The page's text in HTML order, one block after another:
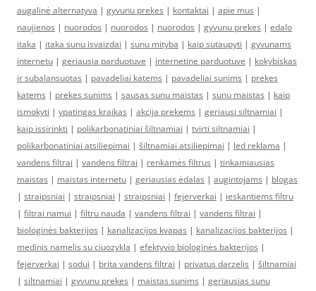
augalinė alternatyva | gyvunu prekes | kontaktai | apie mus |
naujienos | nuorodos | nuorodos | nuorodos | gyvunu prekes | edalo
itaka | itaka sunu isvaizdai | sunu mityba | kaip sutaupyti | gyvunams
internetu | geriausia parduotuve | internetine parduotuve | kokybiskas
ir subalansuotas | pavadeliai katems | pavadeliai sunims | prekes
katems | prekes sunims | sausas sunu maistas | sunu maistas | kaip
ismokyti | ypatingas kraikas | akcija prekems | geriausi siltnamiai |
kaip issirinkti | polikarbonatiniai šiltnamiai | tvirti siltnamiai |
polikarbonatiniai atsiliepimai | šiltnamiai atsiliepimai | led reklama |
vandens filtrai | vandens filtrai | renkamės filtrus | tinkamiausias
maistas | maistas internetu | geriausias ėdalas | augintojams | blogas
| straipsniai | straipsniai | straipsniai | fejerverkai | ieskantiems filtru
| filtrai namui | filtru nauda | vandens filtrai | vandens filtrai |
biologinės bakterijos | kanalizacijos kvapas | kanalizacijos bakterijos |
medinis namelis su ciuozykla | efektyvio biologinės bakterijos |
fejerverkai | sodui | brita vandens filtrai | privatus darzelis | šiltnamiai
| siltnamiai | gyvunu prekes | maistas sunims | geriausias sunu